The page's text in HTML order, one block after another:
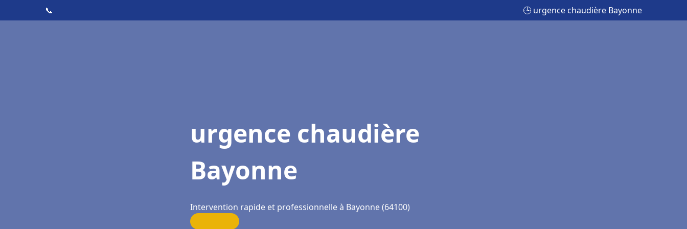
📞 🕒 urgence chaudière Bayonne
urgence chaudière
Bayonne
Intervention rapide et professionnelle à Bayonne (64100)